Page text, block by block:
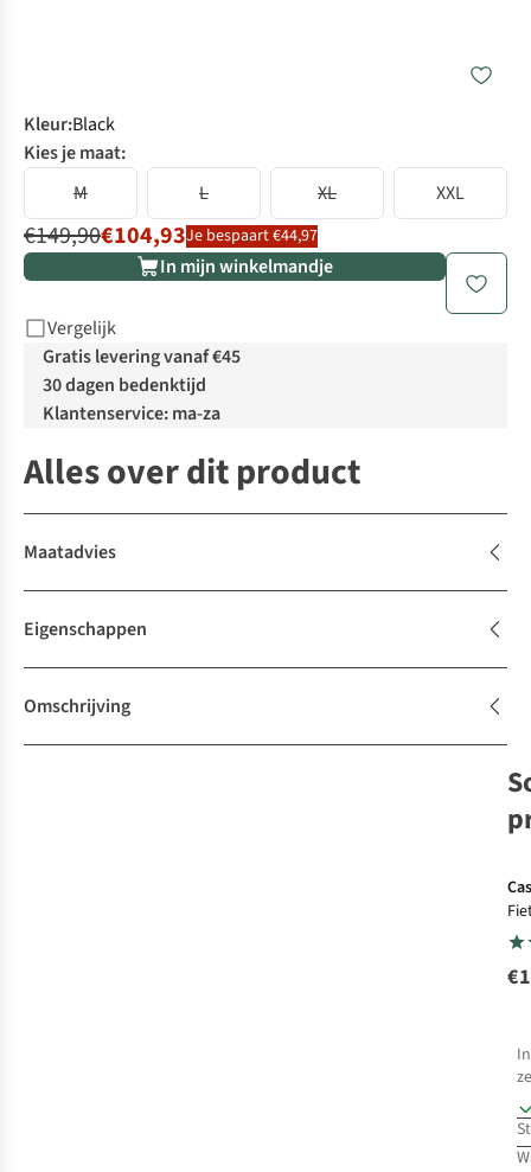
Kleur:Black
Kies je maat:
M
L XL XXL
€149,90€104,93Je bespaart €44,97
In mijn winkelmandje
Vergelijk
Gratis levering vanaf €45
30 dagen bedenktijd
Klantenservice: ma-za
Alles over dit product
Maatadvies
Eigenschappen
Omschrijving